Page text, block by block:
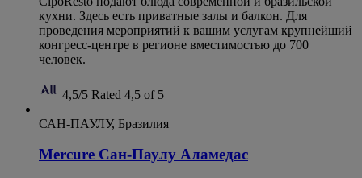
кухни. Здесь есть приватные залы и балкон. Для
проведения мероприятий к вашим услугам крупнейший
конгресс-центре в регионе вместимостью до 700
человек.
4,5/5 Rated 4,5 of 5
САН-ПАУЛУ, Бразилия
Mercure Сан-Паулу Аламедас